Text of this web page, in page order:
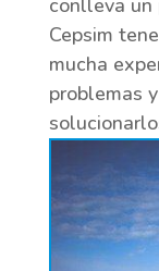
Cepsim
mucha
problemas